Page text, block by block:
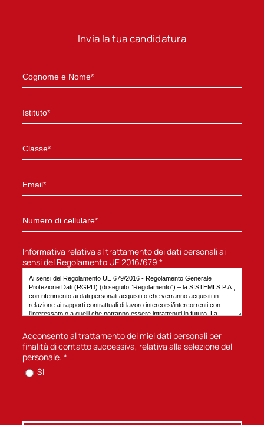
Invia la tua candidatura
Informativa relativa al trattamento dei dati personali ai
sensi del Regolamento UE 2016/679 *
Acconsento al trattamento dei miei dati personali per
finalità di contatto successiva, relativa alla selezione del
personale. *
SI